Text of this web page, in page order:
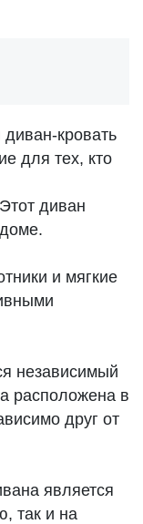
кровать
для тех, кто
диван
и мягкие
независимый
расположена в
друг от
является
так и на